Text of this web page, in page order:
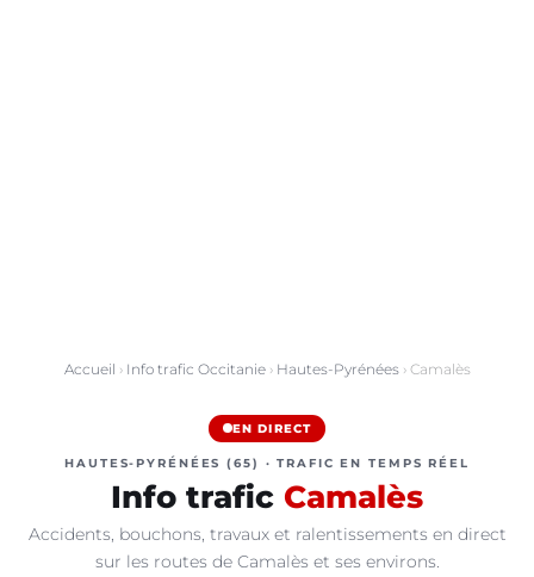
Accueil › Info trafic Occitanie› Hautes-Pyrénées› Camalès
EN DIRECT
HAUTES-PYRÉNÉES (65) · TRAFIC EN TEMPS RÉEL
Info trafic Camalès
Accidents, bouchons, travaux et ralentissements en direct
sur les routes de Camalès et ses environs.